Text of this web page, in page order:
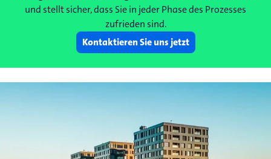
und stellt sicher, dass Sie in jeder Phase des Prozesses
zufrieden sind.
Kontaktieren Sie uns jetzt